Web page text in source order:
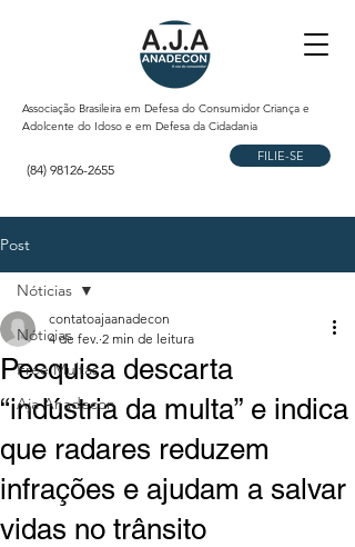
Associação Brasileira em Defesa do Consumidor Criança e
Adolcente do Idoso e em Defesa da Cidadania
(84) 98126-2655
FILIE-SE
Post
Nóticias
Free Multas
Aja Anadecon
Nóticias
Pesquisa descarta
“indústria da multa” e indica
que radares reduzem
infrações e ajudam a salvar
vidas no trânsito
contatoajaanadecon
4 de fev. 2 min de leitura